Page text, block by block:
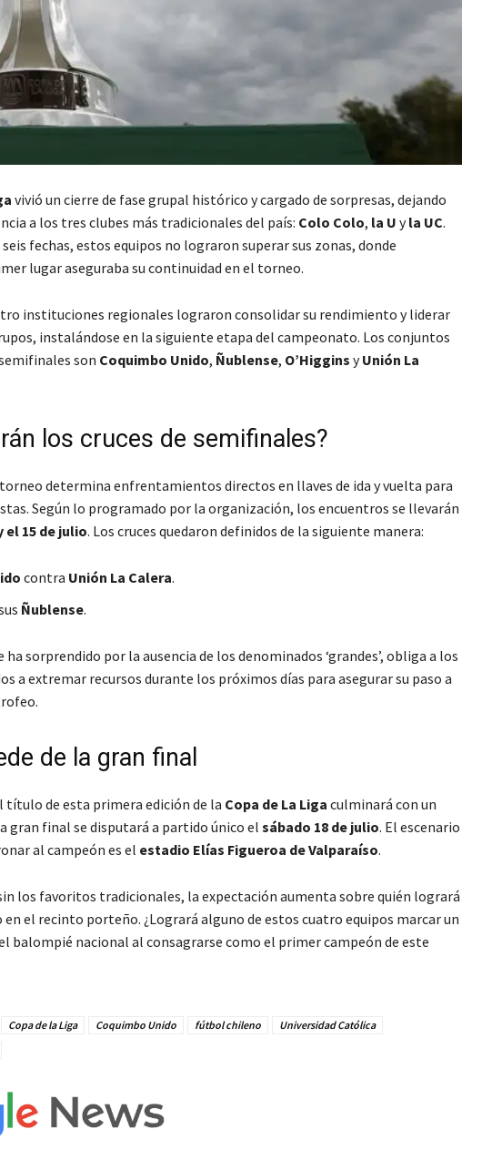
vivió un cierre de fase grupal histórico y cargado de sorpresas, dejando
a los tres clubes más tradicionales del país: Colo Colo, la U yla UC.
fechas, estos equipos no lograron superar sus zonas, donde
lugar aseguraba su continuidad en el torneo.
instituciones regionales lograron consolidar su rendimiento y liderar
instalándose en la siguiente etapa del campeonato. Los conjuntos
son Coquimbo Unido, Ñublense, O’Higgins yUnión La
los cruces de semifinales?
determina enfrentamientos directos en llaves de ida y vuelta para
Según lo programado por la organización, los encuentros se llevarán
el 15 de julio. Los cruces quedaron definidos de la siguiente manera:
contra Unión La Calera.
Ñublense.
sorprendido por la ausencia de los denominados ‘grandes’, obliga a los
a extremar recursos durante los próximos días para asegurar su paso a
de la gran final
título de esta primera edición de la Copa de La Liga culminará con un
gran final se disputará a partido único el sábado 18 de julio. El escenario
al campeón es el estadio Elías Figueroa de Valparaíso.
los favoritos tradicionales, la expectación aumenta sobre quién logrará
el recinto porteño. ¿Logrará alguno de estos cuatro equipos marcar un
balompié nacional al consagrarse como el primer campeón de este
Copa de la Liga Coquimbo Unido fútbol chileno
Universidad Católica